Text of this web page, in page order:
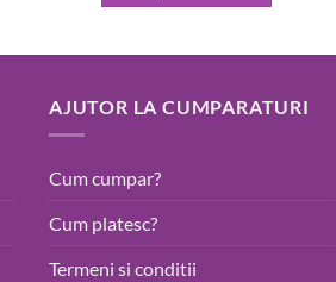
AJUTOR LA CUMPARATURI
Cum cumpar?
Cum platesc?
Termeni si conditii